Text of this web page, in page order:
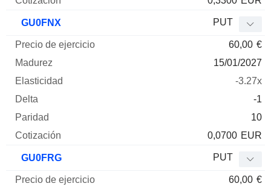
GU0FNX PUT
60,00 €
15/01/2027
-3.27x
-1
10
0,0700 EUR
GU0FRG PUT
60,00 €